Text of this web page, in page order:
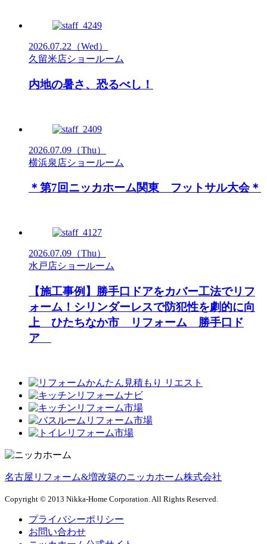
2026.07.22 （Wed）
久留米店ショールーム
内地の暑さ、恐るべし！
2026.07.09 （Thu）
横浜泉店ショールーム
＊第7回ニッカホーム関東 フットサル大会＊
2026.07.09 （Thu）
水戸店ショールーム
【施工事例】勝手口ドアをカバー工法でリフ
ォーム！シリンダーレスで防犯性を劇的に向
上 ひたちなか市 リフォーム 勝手口ド
ア
名古屋リフォーム&増改築のニッカホーム株式会社
Copyright © 2013 Nikka-Home Corporation. All Rights Reserved.
プライバシーポリシー
お問い合わせ